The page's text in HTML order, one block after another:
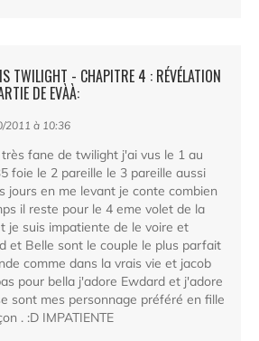
TWILIGHT - CHAPITRE 4 : RÉVÉLATION
DE EVÀÀ:
2011 à 10:36
très fane de twilight j'ai vus le 1 au
foie le 2 pareille le 3 pareille aussi
jours en me levant je conte combien
il reste pour le 4 eme volet de la
je suis impatiente de le voire et
et Belle sont le couple le plus parfait
comme dans la vrais vie et jacob
pour bella j'adore Ewdard et j'adore
sont mes personnage préféré en fille
. :D IMPATIENTE